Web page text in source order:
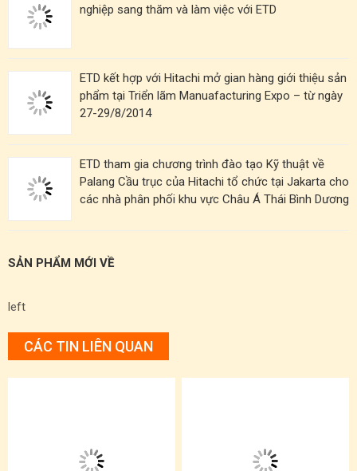
nghiệp sang thăm và làm việc với ETD
ETD kết hợp với Hitachi mở gian hàng giới thiệu sản
phẩm tại Triển lãm Manuafacturing Expo – từ ngày
27-29/8/2014
ETD tham gia chương trình đào tạo Kỹ thuật về
Palang Cầu trục của Hitachi tổ chức tại Jakarta cho
các nhà phân phối khu vực Châu Á Thái Bình Dương
SẢN PHẨM MỚI VỀ
left
CÁC TIN LIÊN QUAN